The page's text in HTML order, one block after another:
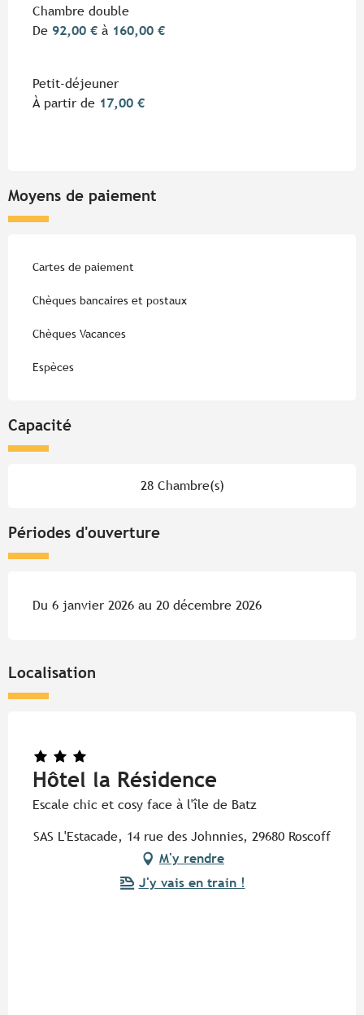
Tarifs 2026
Chambre double
De 92,00 € à 160,00 €
Petit-déjeuner
À partir de 17,00 €
Moyens de paiement
Cartes de paiement
Chèques bancaires et postaux
Chèques Vacances
Espèces
Capacité
28 Chambre(s)
Périodes d'ouverture
Du 6 janvier 2026 au 20 décembre 2026
Localisation
Hôtel la Résidence
Escale chic et cosy face à l'île de Batz
SAS L'Estacade, 14 rue des Johnnies, 29680 Roscoff
M'y rendre
J'y vais en train !